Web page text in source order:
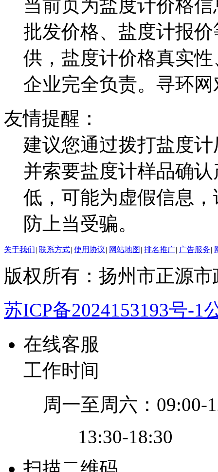
当前页为盐度计价格
批发价格、盐度计报
供，盐度计价格真实
企业完全负责。寻环
友情提醒：
建议您通过拨打盐度
并索要盐度计样品确
低，可能为虚假信息
防上当受骗。
关于我们| 联系方式| 使用协议| 网站地图 | 排名推广| 广告服务|
版权所有：扬州市正源
苏ICP备2024153193号-1
在线客服
工作时间
周一至周六：09:00-
13:30-18:30